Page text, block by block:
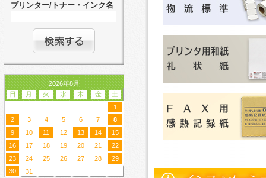
プリンター/トナー・インク名
2026年8月
日
月 火 水 木 金
土
1
2
3 4 5 6 7
8
9
10 11 12 13 14
15
16
17 18 19 20 21
22
23
24 25 26 27 28
29
30
31